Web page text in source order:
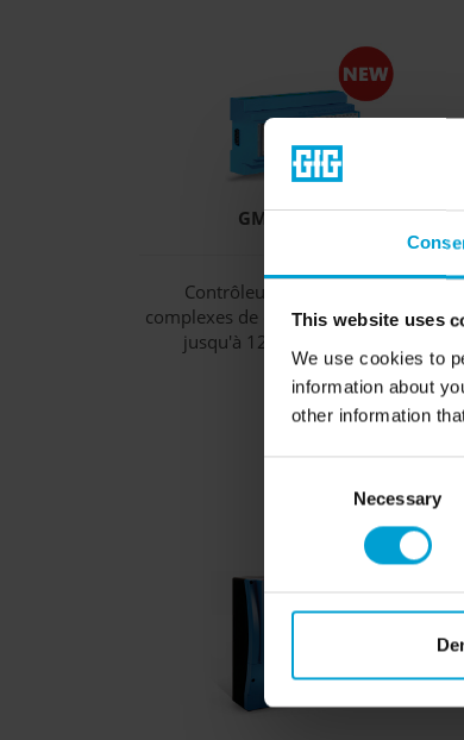
This website uses
We use cookies to
information about
other information
Necessary
GMA400-MT
Contrôleur pour systèmes
complexes de détection de gaz avec
jusqu'à 128 transmetteurs
» plus